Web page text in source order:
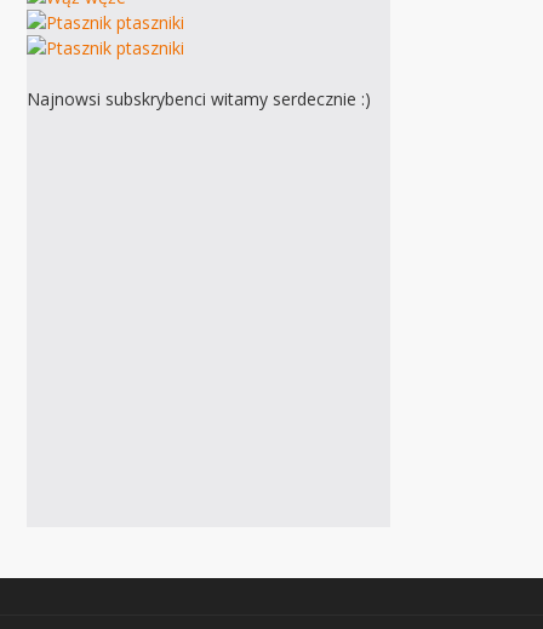
Najnowsi subskrybenci witamy serdecznie :)